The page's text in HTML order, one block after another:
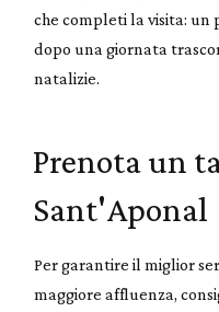
che completi la visita: un
dopo una giornata
natalizie.
Prenota un
Sant'Aponal
Per garantire il miglior
maggiore affluenza,